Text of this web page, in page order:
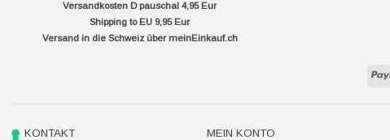
Versandkosten D pauschal 4,95 Eur
Shipping to EU 9,95 Eur
Versand in die Schweiz über meinEinkauf.ch
KONTAKT MEIN KONTO